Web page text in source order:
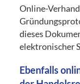
Online-
dieses
elektronischer
Ebenfalls